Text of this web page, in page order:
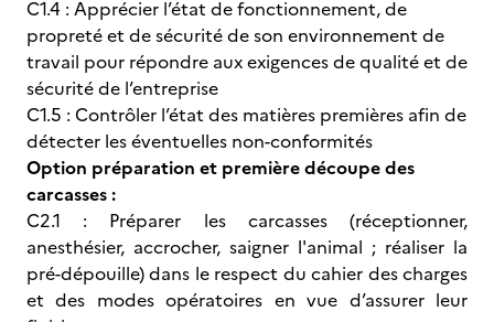
C1.4 : Apprécier l’état de fonctionnement, de
propreté et de sécurité de son environnement de
travail pour répondre aux exigences de qualité et de
sécurité de l’entreprise
C1.5 : Contrôler l’état des matières premières afin de
détecter les éventuelles non-conformités
Option préparation et première découpe des
carcasses :
C2.1 : Préparer les carcasses (réceptionner,
anesthésier, accrocher, saigner l'animal ; réaliser la
pré-dépouille) dans le respect du cahier des charges
et des modes opératoires en vue d’assurer leur